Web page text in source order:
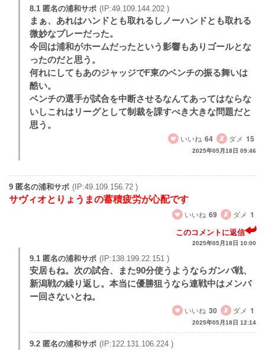
8.1 匿名の浦和サポ (IP:49.109.144.202 )
まぁ、あれはハンドとも取れるしノーハンドとも取れる
微妙なプレーだった。
今回は浦和がホームだったという影響もありゴールとな
ったのだと思う。
何れにしてもあのジャッジでF東のベンチの振る舞いは
酷い。
ベンチの選手が試合を中断させるなんてあってはならな
いしこれはリーグとして制裁を課すべき大きな問題だと
思う。
いいね 64 ダメ 15
2025年05月18日 09:46
9 匿名の浦和サポ (IP:49.109.156.72 )
サヴィオとりょうまの蓄積疲労が心配です
いいね 69 ダメ 1
このコメントに返信
2025年05月18日 10:00
9.1 匿名の浦和サポ (IP:138.199.22.151 )
安居もね。次の試合、また90分使うようならガンバ戦、
新潟戦の繰り返し。本当に優勝狙うなら連戦中はメンバ
ー回さないとね。
いいね 30 ダメ 1
2025年05月18日 12:14
9.2 匿名の浦和サポ (IP:122.131.106.224 )